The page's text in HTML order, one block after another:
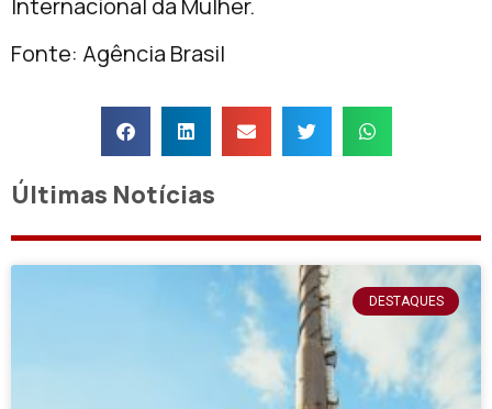
Internacional da Mulher.
Fonte: Agência Brasil
Últimas Notícias
DESTAQUES